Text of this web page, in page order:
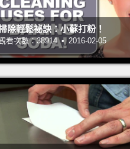
倒入噴水瓶中，噴灑床墊，
a deep clean. Combine one
and microwave on high
minutes; then use a clean
將一杯水加上檸檬角，高溫
除輕鬆祕訣：小蘇打粉！
看次數：38914 • 2016-02-05